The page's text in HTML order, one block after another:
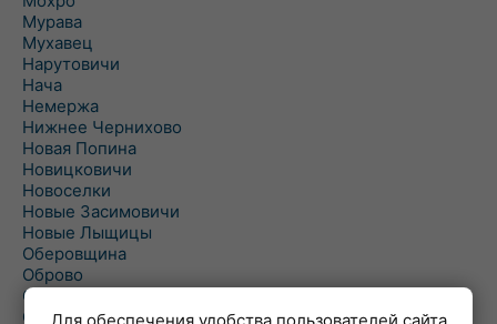
Мурава
Мухавец
Нарутовичи
Нача
Немержа
Нижнее Чернихово
Новая Попина
Новицковичи
Новоселки
Новые Засимовичи
Новые Лыщицы
Оберовщина
Оброво
Огаревичи
Одрижин